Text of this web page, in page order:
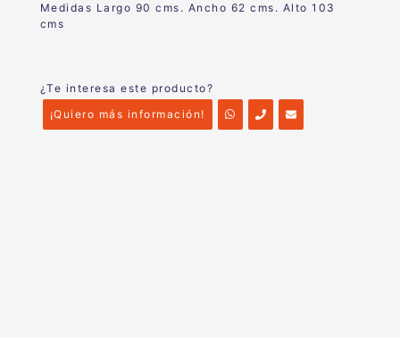
Medidas Largo 90 cms. Ancho 62 cms. Alto 103
cms
¿Te interesa este producto?
¡Quiero más información!